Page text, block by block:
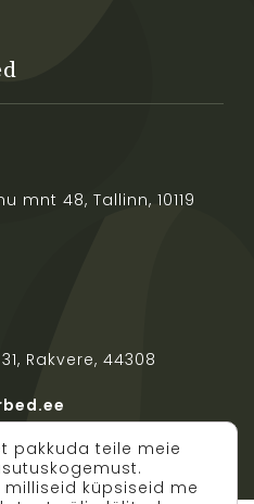
mnt 48, Tallinn, 10119
Rakvere, 44308
pakkuda teile meie
küpsiseid me